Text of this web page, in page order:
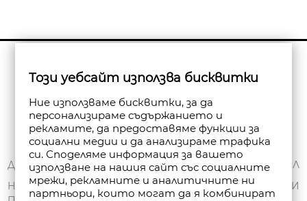
Абониране
ДОСТАВКА
НАЧИНИ НА
ЗА НАС
ОБЩИ УСЛОВИЯ
МОЯТ ПРОФИЛ
ПОРЪЧКИ
Този уебсайт използва бисквитки
Ние използваме бисквитки, за да
персонализираме съдържанието и
рекламите, да предоставяме функции за
социални медии и да анализираме трафика
си. Споделяме информация за вашето
използване на нашия сайт със социалните
мрежи, рекламните и аналитичните ни
партньори, които могат да я комбинират